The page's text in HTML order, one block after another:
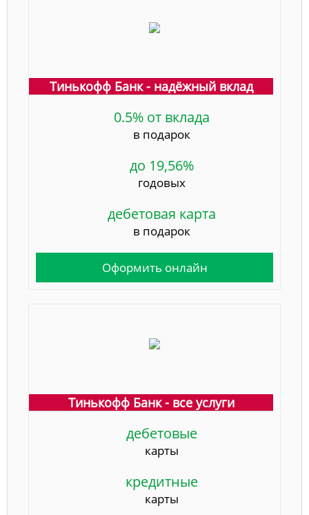
Тинькофф Банк - надёжный вклад
0.5% от вклада
в подарок
до 19,56%
годовых
дебетовая карта
в подарок
Оформить онлайн
Тинькофф Банк - все услуги
дебетовые
карты
кредитные
карты